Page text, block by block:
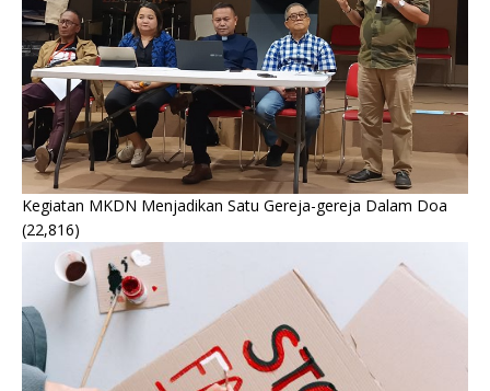
Kegiatan MKDN Menjadikan Satu Gereja-gereja Dalam Doa
(22,816)